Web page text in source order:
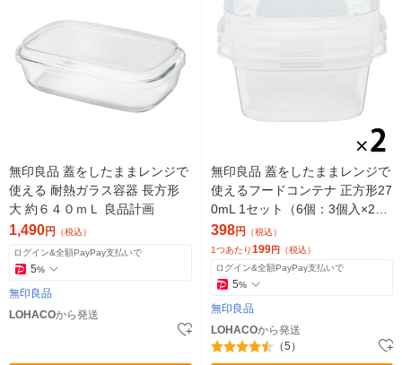
無印良品 蓋をしたままレンジで
使える 耐熱ガラス容器 長方形
大 約６４０ｍＬ 良品計画
1,490円 （税込）
ログイン&全額PayPay支払いで
5%
無印良品
LOHACOから発送
無印良品 蓋をしたままレンジで
使えるフードコンテナ 正方形27
0mL 1セット（6個：3個入×2）
良品計画
398円 （税込）
1つあたり199円 （税込）
ログイン&全額PayPay支払いで
5%
無印良品
LOHACOから発送
（5）